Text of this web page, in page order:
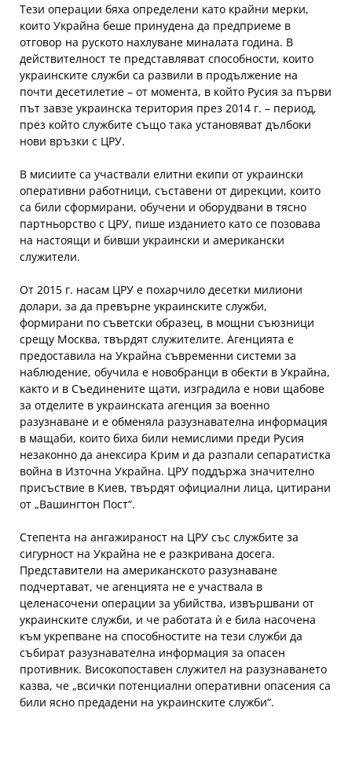
Тези операции бяха определени като крайни мерки,
които Украйна беше принудена да предприеме в
отговор на руското нахлуване миналата година. В
действителност те представляват способности, които
украинските служби са развили в продължение на
почти десетилетие – от момента, в който Русия за първи
път завзе украинска територия през 2014 г. – период,
през който службите също така установяват дълбоки
нови връзки с ЦРУ.
В мисиите са участвали елитни екипи от украински
оперативни работници, съставени от дирекции, които
са били сформирани, обучени и оборудвани в тясно
партньорство с ЦРУ, пише изданието като се позовава
на настоящи и бивши украински и американски
служители.
От 2015 г. насам ЦРУ е похарчило десетки милиони
долари, за да превърне украинските служби,
формирани по съветски образец, в мощни съюзници
срещу Москва, твърдят служителите. Агенцията е
предоставила на Украйна съвременни системи за
наблюдение, обучила е новобранци в обекти в Украйна,
както и в Съединените щати, изградила е нови щабове
за отделите в украинската агенция за военно
разузнаване и е обменяла разузнавателна информация
в мащаби, които биха били немислими преди Русия
незаконно да анексира Крим и да разпали сепаратистка
война в Източна Украйна. ЦРУ поддържа значително
присъствие в Киев, твърдят официални лица, цитирани
от „Вашингтон Пост“.
Степента на ангажираност на ЦРУ със службите за
сигурност на Украйна не е разкривана досега.
Представители на американското разузнаване
подчертават, че агенцията не е участвала в
целенасочени операции за убийства, извършвани от
украинските служби, и че работата ѝ е била насочена
към укрепване на способностите на тези служби да
събират разузнавателна информация за опасен
противник. Високопоставен служител на разузнаването
казва, че „всички потенциални оперативни опасения са
били ясно предадени на украинските служби“.